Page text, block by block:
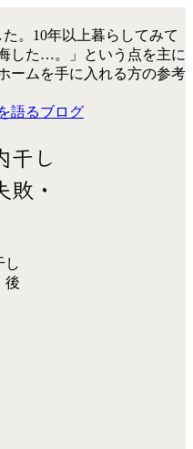
。10年以上暮らしてみて
した…。」という点を主に
ームを手に入れる方の参考
干し
・